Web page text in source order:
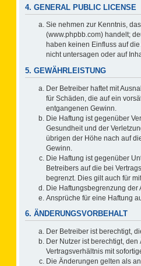
4. GENERAL PUBLIC LICENSE
Sie nehmen zur Kenntnis,
(www.phpbb.com) handelt;
haben keinen Einfluss auf
nicht untersagen oder auf
5. GEWÄHRLEISTUNG
Der Betreiber haftet mit
für Schäden, die auf ein
entgangenen Gewinn.
Die Haftung ist gegenüber
Gesundheit und der
übrigen der Höhe nach auf
Gewinn.
Die Haftung ist gegenüber
Betreibers auf die bei
begrenzt. Dies gilt auch für
Die Haftungsbegrenzung
Ansprüche für eine Haftung
6. ÄNDERUNGSVORBEHALT
Der Betreiber ist berechtigt,
Der Nutzer ist berechtigt,
Vertragsverhältnis mit
Die Änderungen gelten als